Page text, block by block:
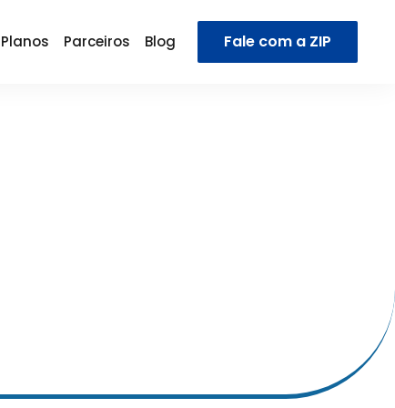
Planos Parceiros Blog Fale com a ZIP